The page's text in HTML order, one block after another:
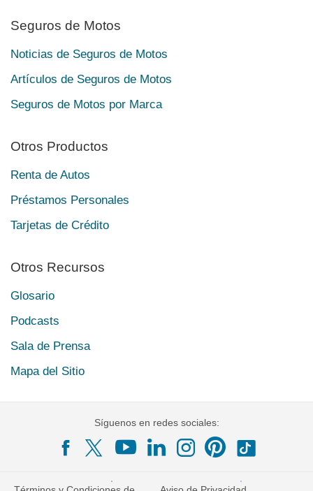
Seguros de Motos
Noticias de Seguros de Motos
Artículos de Seguros de Motos
Seguros de Motos por Marca
Otros Productos
Renta de Autos
Préstamos Personales
Tarjetas de Crédito
Otros Recursos
Glosario
Podcasts
Sala de Prensa
Mapa del Sitio
Síguenos en redes sociales: